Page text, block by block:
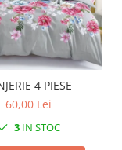
4 PIESE
60,00 Lei
3IN STOC